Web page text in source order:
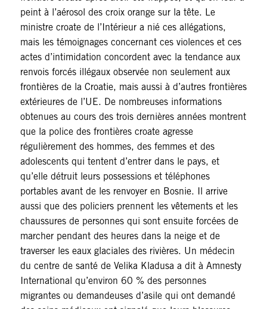
peint à l’aérosol des croix orange sur la tête. Le
ministre croate de l’Intérieur a nié ces allégations,
mais les témoignages concernant ces violences et ces
actes d’intimidation concordent avec la tendance aux
renvois forcés illégaux observée non seulement aux
frontières de la Croatie, mais aussi à d’autres frontières
extérieures de l’UE. De nombreuses informations
obtenues au cours des trois dernières années montrent
que la police des frontières croate agresse
régulièrement des hommes, des femmes et des
adolescents qui tentent d’entrer dans le pays, et
qu’elle détruit leurs possessions et téléphones
portables avant de les renvoyer en Bosnie. Il arrive
aussi que des policiers prennent les vêtements et les
chaussures de personnes qui sont ensuite forcées de
marcher pendant des heures dans la neige et de
traverser les eaux glaciales des rivières. Un médecin
du centre de santé de Velika Kladusa a dit à Amnesty
International qu’environ 60 % des personnes
migrantes ou demandeuses d’asile qui ont demandé